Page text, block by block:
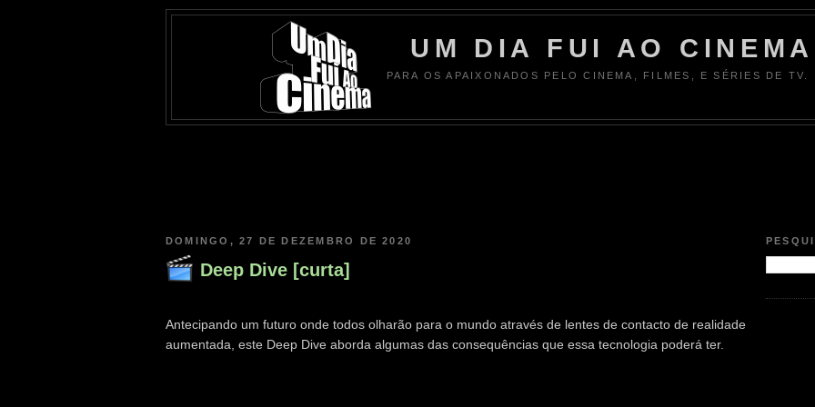
UM DIA FUI AO CINEMA
PARA OS APAIXONADOS PELO CINEMA, FILMES, E SÉRIES DE TV.
DOMINGO, 27 DE DEZEMBRO DE 2020
Deep Dive [curta]
Antecipando um futuro onde todos olharão para o mundo através de lentes de contacto de realidade
aumentada, este Deep Dive aborda algumas das consequências que essa tecnologia poderá ter.